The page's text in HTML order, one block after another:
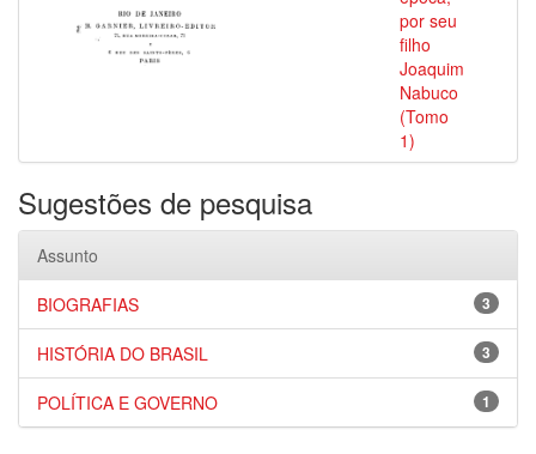
por seu
filho
Joaquim
Nabuco
(Tomo
1)
Sugestões de pesquisa
Assunto
3
BIOGRAFIAS
3
HISTÓRIA DO BRASIL
1
POLÍTICA E GOVERNO